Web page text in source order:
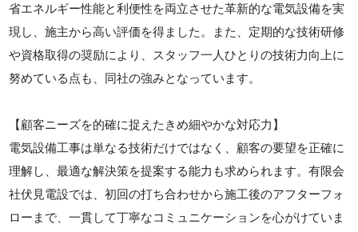
省エネルギー性能と利便性を両立させた革新的な電気設備を実
現し、施主から高い評価を得ました。また、定期的な技術研修
や資格取得の奨励により、スタッフ一人ひとりの技術力向上に
努めている点も、同社の強みとなっています。
【顧客ニーズを的確に捉えたきめ細やかな対応力】
電気設備工事は単なる技術だけではなく、顧客の要望を正確に
理解し、最適な解決策を提案する能力も求められます。有限会
社伏見電設では、初回の打ち合わせから施工後のアフターフォ
ローまで、一貫して丁寧なコミュニケーションを心がけていま